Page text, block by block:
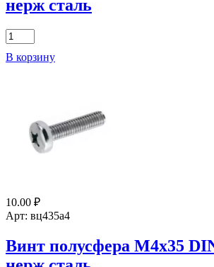
сталь
нерж сталь
Количество
товара
Винт
нерж
В корзину
10.00 ₽
Арт: вц435а4
Винт полусфера М4х35